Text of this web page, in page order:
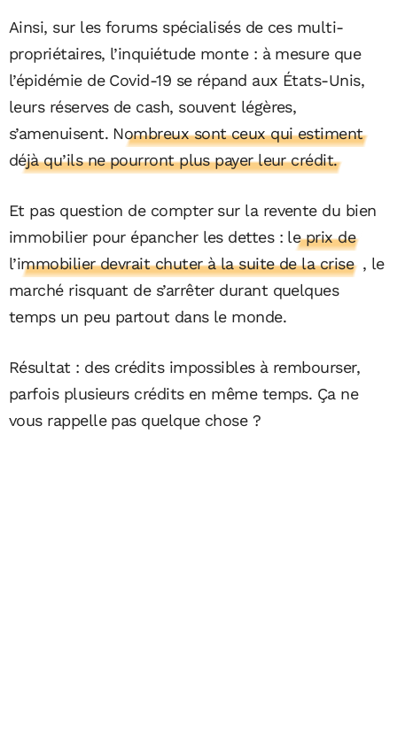
Ainsi, sur les forums spécialisés de ces multi-
propriétaires, l’inquiétude monte : à mesure que
l’épidémie de Covid-19 se répand aux États-Unis,
leurs réserves de cash, souvent légères,
s’amenuisent. Nombreux sont ceux qui estiment
déjà qu’ils ne pourront plus payer leur crédit.
Et pas question de compter sur la revente du bien
immobilier pour épancher les dettes : le prix de
l’immobilier devrait chuter à la suite de la crise , le
marché risquant de s’arrêter durant quelques
temps un peu partout dans le monde.
Résultat : des crédits impossibles à rembourser,
parfois plusieurs crédits en même temps. Ça ne
vous rappelle pas quelque chose ?